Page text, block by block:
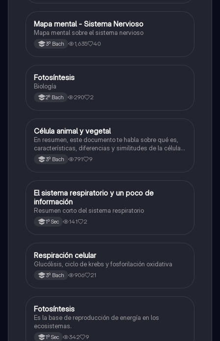
Biología
Mapa mental - Sistema Nervioso
Mapa mental sobre el sistema nervioso
3º Bach 1,635 40
Biología
Fotosíntesis
Biología
2º Bach 290 2
Biología
Célula animal y vegetal
En resumen, este documento te habla sobre qué es,
características, diferencias y similitudes de la célula
animal y célula vegetal.💗
3º Bach 791 9
Biología
El sistema respiratorio y un poco de
información
Resumen corto del sistema respiratorio
1º Sec 141 2
Biología
Respiración celular
Glucólisis, ciclo de krebs y fosforilación oxidativa
3º Bach 906 21
Biología
Fotosíntesis
Es la base de reproducción de energía en los
ecosistemas.
1º Sec 342 9